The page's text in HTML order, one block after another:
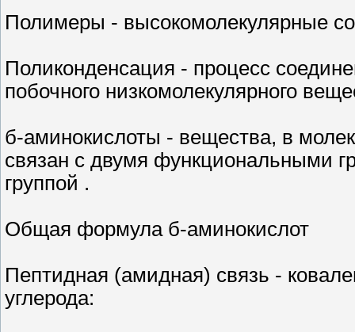
Полимеры - высокомолекулярные
Поликонденсация - процесс
побочного низкомолекулярного
б-аминокислоты - вещества, в
связан с двумя функциональными
группой .
Общая формула б-аминокислот
Пептидная (амидная) связь -
углерода: